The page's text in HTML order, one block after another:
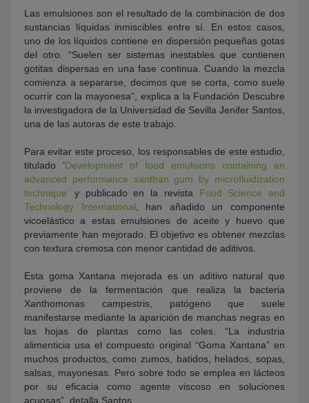
Las emulsiones son el resultado de la combinación de dos
sustancias líquidas inmiscibles entre sí. En estos casos,
uno de los líquidos contiene en dispersión pequeñas gotas
del otro. “Suelen ser sistemas inestables que contienen
gotitas dispersas en una fase continua. Cuando la mezcla
comienza a separarse, decimos que se corta, como suele
ocurrir con la mayonesa”, explica a la Fundación Descubre
la investigadora de la Universidad de Sevilla Jenifer Santos,
una de las autoras de este trabajo.
Para evitar este proceso, los responsables de este estudio,
titulado ‘Development of food emulsions containing an
advanced performance xanthan gum by microfluidization
technique’y publicado en la revista Food Science and
Technology International , han añadido un componente
vicoelástico a estas emulsiones de aceite y huevo que
previamente han mejorado. El objetivo es obtener mezclas
con textura cremosa con menor cantidad de aditivos.
Esta goma Xantana mejorada es un aditivo natural que
proviene de la fermentación que realiza la bacteria
Xanthomonas campestris, patógeno que suele
manifestarse mediante la aparición de manchas negras en
las hojas de plantas como las coles. “La industria
alimenticia usa el compuesto original “Goma Xantana” en
muchos productos, como zumos, batidos, helados, sopas,
salsas, mayonesas. Pero sobre todo se emplea en lácteos
por su eficacia como agente viscoso en soluciones
acuosas”, detalla Santos.